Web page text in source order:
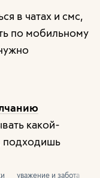
в чатах и смс,
по мобильному
какой-
подходишь
уважение и забота